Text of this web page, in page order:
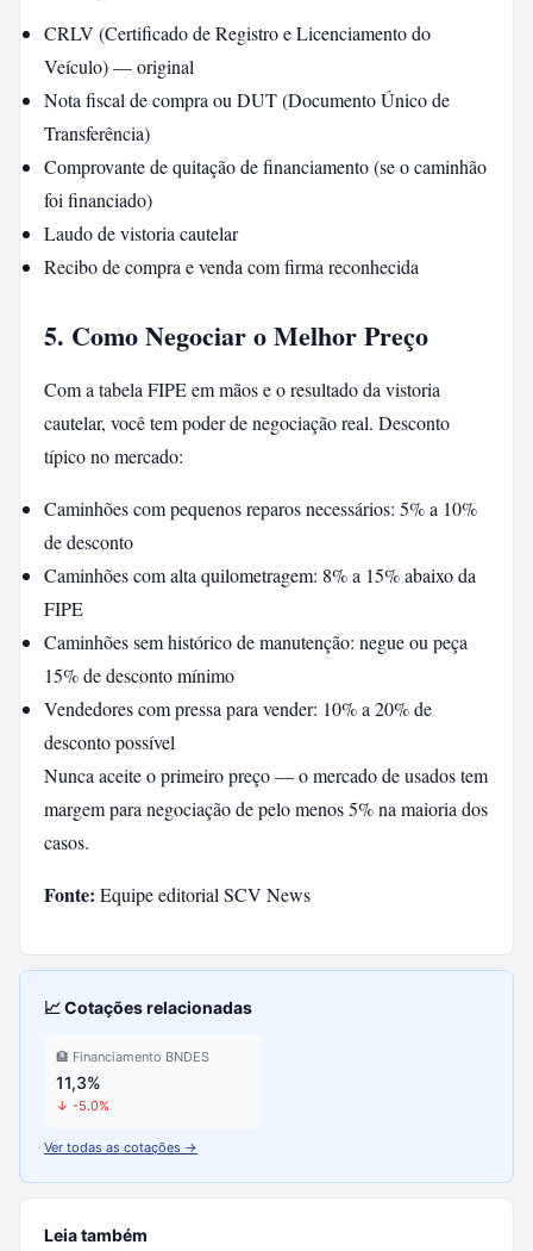
CRLV (Certificado de Registro e Licenciamento do
Veículo) — original
Nota fiscal de compra ou DUT (Documento Único de
Transferência)
Comprovante de quitação de financiamento (se o caminhão
foi financiado)
Laudo de vistoria cautelar
Recibo de compra e venda com firma reconhecida
5. Como Negociar o Melhor Preço
Com a tabela FIPE em mãos e o resultado da vistoria
cautelar, você tem poder de negociação real. Desconto
típico no mercado:
Caminhões com pequenos reparos necessários: 5% a 10%
de desconto
Caminhões com alta quilometragem: 8% a 15% abaixo da
FIPE
Caminhões sem histórico de manutenção: negue ou peça
15% de desconto mínimo
Vendedores com pressa para vender: 10% a 20% de
desconto possível
Nunca aceite o primeiro preço — o mercado de usados tem
margem para negociação de pelo menos 5% na maioria dos
casos.
Fonte: Equipe editorial SCV News
📈 Cotações relacionadas
🏦 Financiamento BNDES
11,3%
↓ -5.0%
Ver todas as cotações →
Leia também